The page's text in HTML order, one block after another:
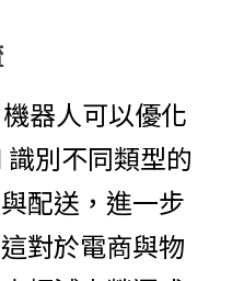
器人可以優化
別不同類型的
配送，進一步
對於電商與物